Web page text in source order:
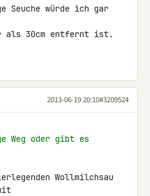
Seuche würde ich gar
als 30cm entfernt ist.
2013-06-19 20:10#3209524
Weg oder gibt es
Wollmilchsau